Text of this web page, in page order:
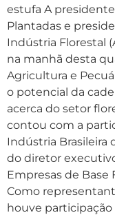
estufa A
Plantadas e
Indústria Florestal
na manhã desta
Agricultura e
o potencial da
acerca do setor
contou com a
Indústria Brasileira
do diretor
Empresas de Base
Como
houve participação